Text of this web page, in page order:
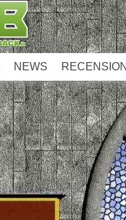
NEWS RECENSIONI